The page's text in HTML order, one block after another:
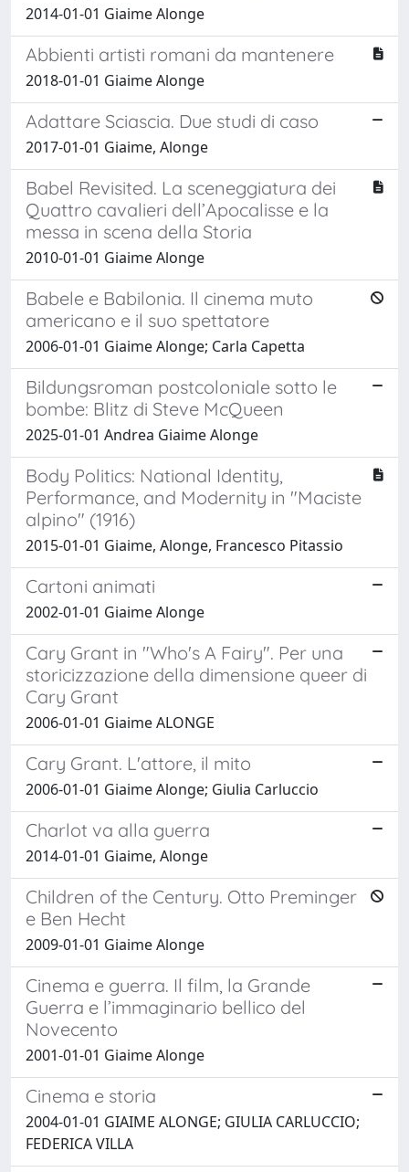
2014-01-01 Giaime Alonge
Abbienti artisti romani da mantenere
2018-01-01 Giaime Alonge
Adattare Sciascia. Due studi di caso
2017-01-01 Giaime, Alonge
Babel Revisited. La sceneggiatura dei
Quattro cavalieri dell’Apocalisse e la
messa in scena della Storia
2010-01-01 Giaime Alonge
Babele e Babilonia. Il cinema muto
americano e il suo spettatore
2006-01-01 Giaime Alonge; Carla Capetta
Bildungsroman postcoloniale sotto le
bombe: Blitz di Steve McQueen
2025-01-01 Andrea Giaime Alonge
Body Politics: National Identity,
Performance, and Modernity in "Maciste
alpino" (1916)
2015-01-01 Giaime, Alonge, Francesco Pitassio
Cartoni animati
2002-01-01 Giaime Alonge
Cary Grant in "Who's A Fairy". Per una
storicizzazione della dimensione queer di
Cary Grant
2006-01-01 Giaime ALONGE
Cary Grant. L'attore, il mito
2006-01-01 Giaime Alonge; Giulia Carluccio
Charlot va alla guerra
2014-01-01 Giaime, Alonge
Children of the Century. Otto Preminger
e Ben Hecht
2009-01-01 Giaime Alonge
Cinema e guerra. Il film, la Grande
Guerra e l’immaginario bellico del
Novecento
2001-01-01 Giaime Alonge
Cinema e storia
2004-01-01 GIAIME ALONGE; GIULIA CARLUCCIO;
FEDERICA VILLA